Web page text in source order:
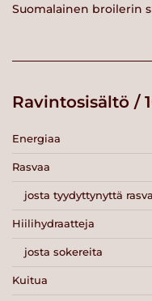
Suomalainen broilerin
Ravintosisältö /
Energiaa
Rasvaa
josta tyydyttynyttä
Hiilihydraatteja
josta sokereita
Kuitua